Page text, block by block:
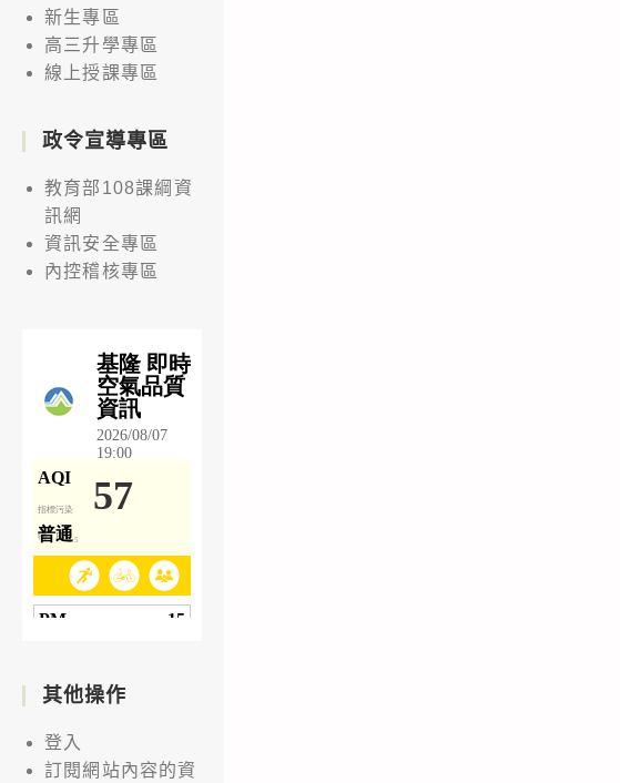
新生專區
高三升學專區
線上授課專區
政令宣導專區
教育部108課綱資
訊網
資訊安全專區
內控稽核專區
其他操作
登入
訂閱網站內容的資